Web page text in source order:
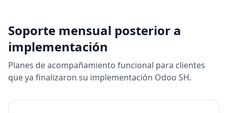
Soporte mensual posterior a
implementación
Planes de acompañamiento funcional para clientes
que ya finalizaron su implementación Odoo SH.